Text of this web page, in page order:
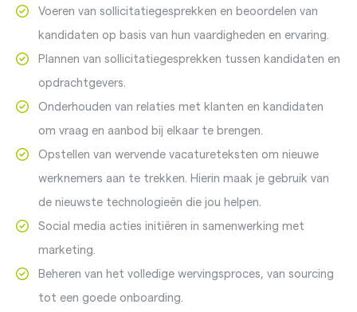
Voeren van sollicitatiegesprekken en beoordelen van
kandidaten op basis van hun vaardigheden en ervaring.
Plannen van sollicitatiegesprekken tussen kandidaten en
opdrachtgevers.
Onderhouden van relaties met klanten en kandidaten
om vraag en aanbod bij elkaar te brengen.
Opstellen van wervende vacatureteksten om nieuwe
werknemers aan te trekken. Hierin maak je gebruik van
de nieuwste technologieën die jou helpen.
Social media acties initiëren in samenwerking met
marketing.
Beheren van het volledige wervingsproces, van sourcing
tot een goede onboarding.